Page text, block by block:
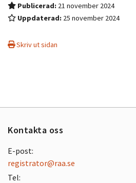
Publicerad: 21 november 2024
Uppdaterad: 25 november 2024
Skriv ut sidan
Kontakta oss
E-post:
registrator@raa.se
Tel: